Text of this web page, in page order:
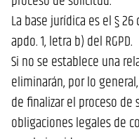
La base jurídica es el § 26
apdo. 1, letra b) del RGPD.
Si no se establece una
eliminarán, por lo
de finalizar el proceso
obligaciones legales de